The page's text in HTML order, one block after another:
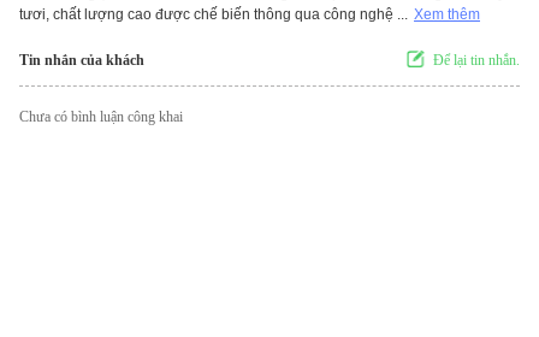
tươi, chất lượng cao được chế biến thông qua công nghệ ... Xem thêm
Tin nhắn của khách Để lại tin nhắn.
Chưa có bình luận công khai